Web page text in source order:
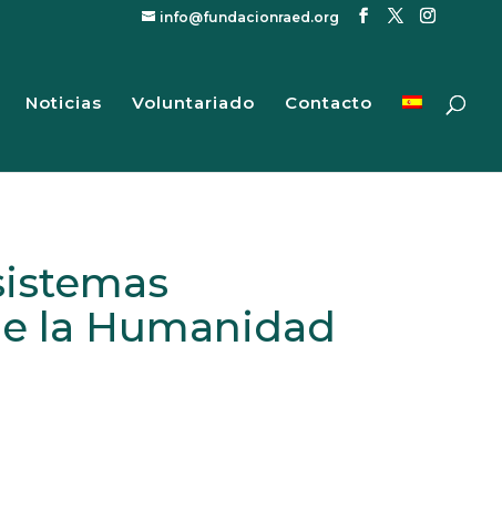
info@fundacionraed.org
Noticias Voluntariado Contacto
la Humanidad